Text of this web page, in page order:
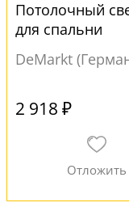
Потолочный
для спальни
DeMarkt
2 918 ₽